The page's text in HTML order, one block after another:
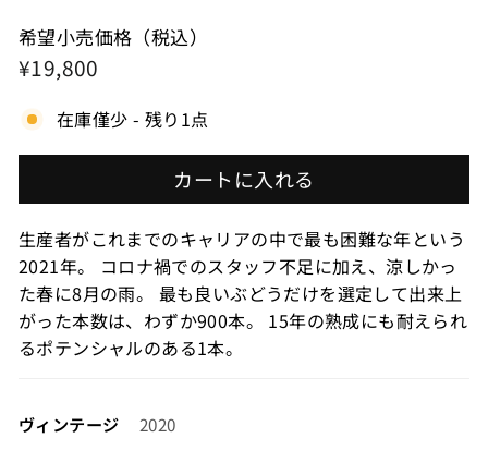
希望小売価格（税込）
希
小
売
価
格
（税
込）
¥19,800
在庫僅少 - 残り1点
カートに入れる
生産者がこれまでのキャリアの中で最も困難な年という
2021年。 コロナ禍でのスタッフ不足に加え、涼しかっ
た春に8月の雨。 最も良いぶどうだけを選定して出来上
がった本数は、わずか900本。 15年の熟成にも耐えられ
るポテンシャルのある1本。
ヴィンテージ
2020